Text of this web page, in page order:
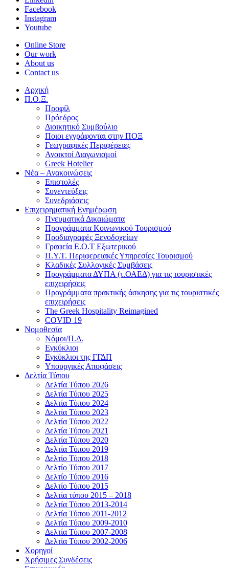
Facebook
Instagram
Youtube
Online Store
Our work
About us
Contact us
Αρχική
Π.Ο.Ξ.
Προφίλ
Πρόεδρος
Διοικητικό Συμβούλιο
Ποιοι εγγράφονται στην ΠΟΞ
Γεωγραφικές Περιφέρειες
Ανοικτοί Διαγωνισμoί
Greek Hotelier
Νέα – Ανακοινώσεις
Επιστολές
Συνεντεύξεις
Συνεδριάσεις
Επιχειρηματική Ενημέρωση
Πνευματικά Δικαιώματα
Προγράμματα Κοινωνικού Τουρισμού
Προδιαγραφές Ξενοδοχείων
Γραφεία Ε.Ο.Τ Εξωτερικού
Π.Υ.Τ. Περιφερειακές Υπηρεσίες Τουρισμού
Κλαδικές Συλλογικές Συμβάσεις
Προγράμματα ΔΥΠΑ (τ.ΟΑΕΔ) για τις τουριστικές
επιχειρήσεις
Προγράμματα πρακτικής άσκησης για τις τουριστικές
επιχειρήσεις
The Greek Hospitality Reimagined
COVID 19
Νομοθεσία
Νόμοι/Π.Δ.
Εγκύκλιοι
Εγκύκλιοι της ΓΓΔΠ
Υπουργικές Αποφάσεις
Δελτία Τύπου
Δελτία Τύπου 2026
Δελτία Τύπου 2025
Δελτία Τύπου 2024
Δελτία Τύπου 2023
Δελτία Τύπου 2022
Δελτία Τύπου 2021
Δελτία Τύπου 2020
Δελτία Τύπου 2019
Δελτίο Τύπου 2018
Δελτίο Τύπου 2017
Δελτίο Τύπου 2016
Δελτίο Τύπου 2015
Δελτία τύπου 2015 – 2018
Δελτία Τύπου 2013-2014
Δελτία Τύπου 2011-2012
Δελτία Τύπου 2009-2010
Δελτία Τύπου 2007-2008
Δελτία Τύπου 2002-2006
Χορηγοί
Χρήσιμες Συνδέσεις